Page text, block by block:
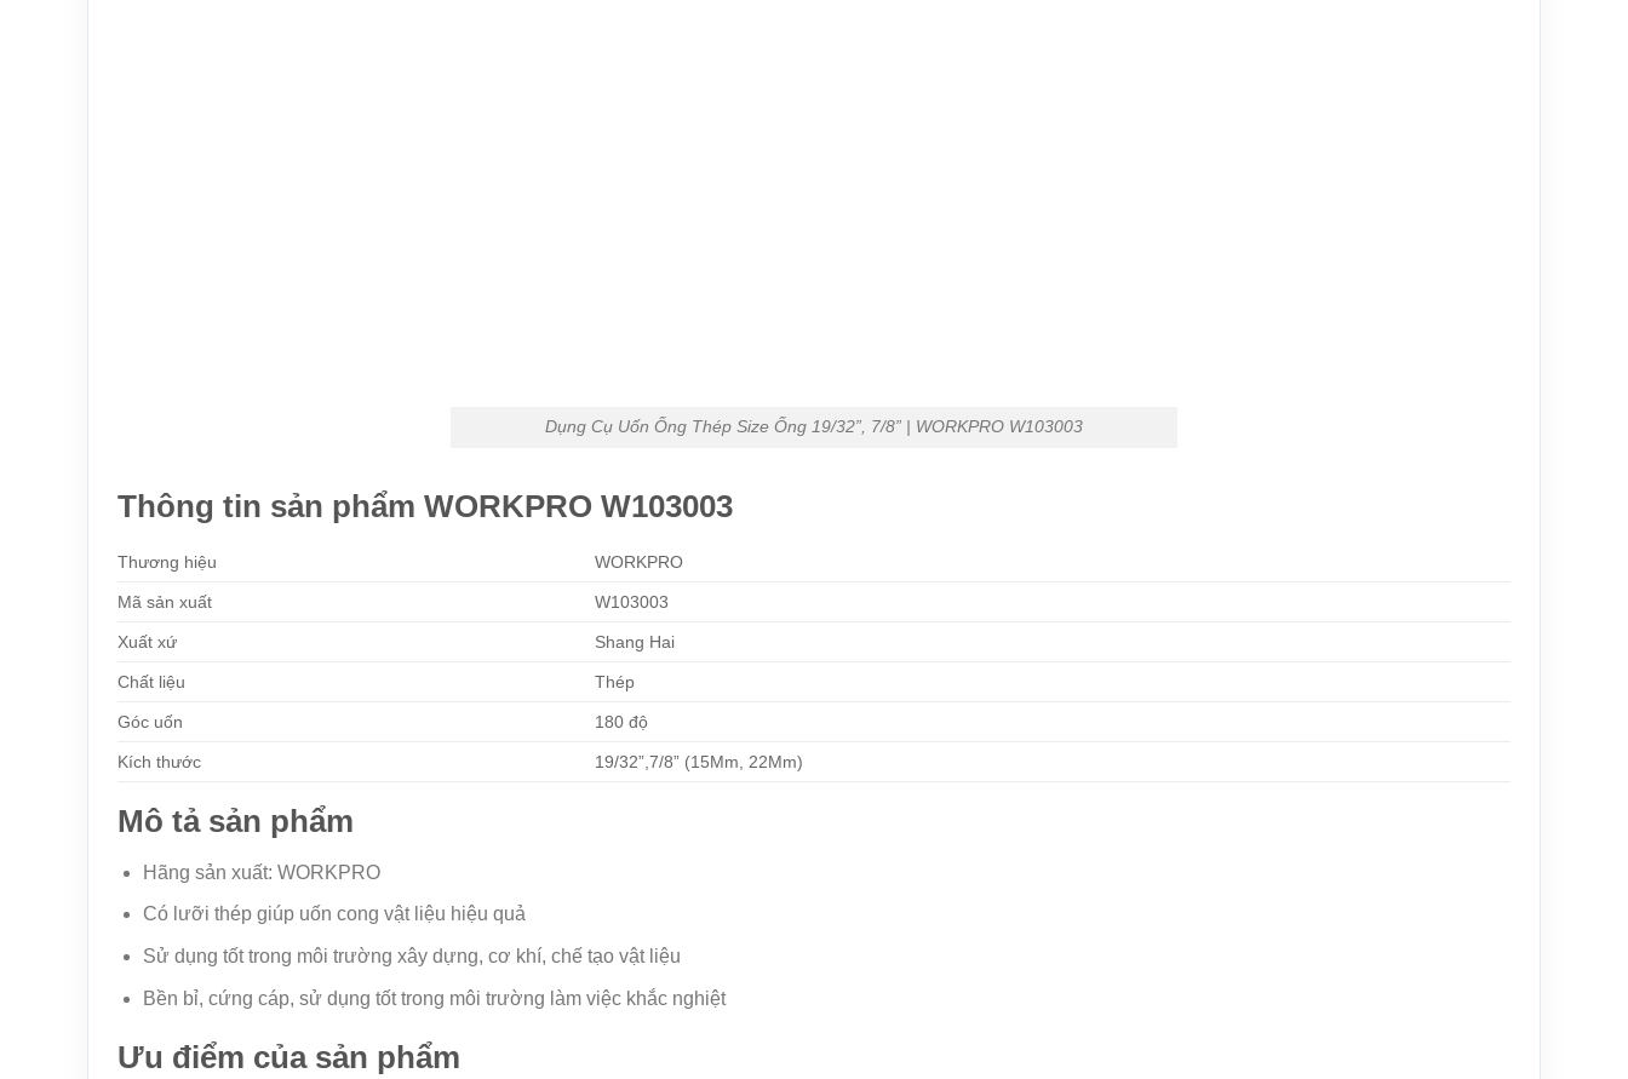
Dụng Cụ Uốn Ống Thép Size Ống 19/32”, 7/8” | WORKPRO W103003
Thông tin sản phẩm WORKPRO W103003
Thương hiệu WORKPRO
Mã sản xuất W103003
Xuất xứ Shang Hai
Chất liệu Thép
Góc uốn 180 độ
Kích thước 19/32”,7/8” (15Mm, 22Mm)
Mô tả sản phẩm
Hãng sản xuất: WORKPRO
Có lưỡi thép giúp uốn cong vật liệu hiệu quả
Sử dụng tốt trong môi trường xây dựng, cơ khí, chế tạo vật liệu
Bền bỉ, cứng cáp, sử dụng tốt trong môi trường làm việc khắc nghiệt
Ưu điểm của sản phẩm